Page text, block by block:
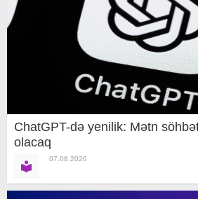
ChatGPT-də yenilik: Mətn
olacaq
07.08.2026